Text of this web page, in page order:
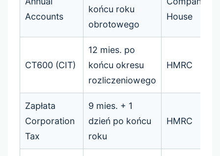
Accounts
końcu roku
obrotowego
House
CT600 (CIT)
12 mies. po
końcu okresu
rozliczeniowego
HMRC
Zapłata
Corporation
Tax
9 mies. + 1
dzień po końcu
roku
HMRC